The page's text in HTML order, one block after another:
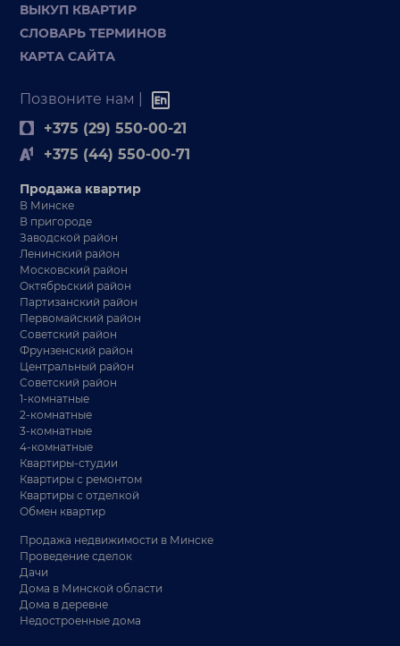
ВЫКУП КВАРТИР
СЛОВАРЬ ТЕРМИНОВ
КАРТА САЙТА
Позвоните нам |
+375 (29) 550-00-21
+375 (44) 550-00-71
Продажа квартир
В Минске
В пригороде
Заводской район
Ленинский район
Московский район
Октябрьский район
Партизанский район
Первомайский район
Советский район
Фрунзенский район
Центральный район
Советский район
1-комнатные
2-комнатные
3-комнатные
4-комнатные
Квартиры-студии
Квартиры с ремонтом
Квартиры с отделкой
Обмен квартир
Продажа недвижимости в Минске
Проведение сделок
Дачи
Дома в Минской области
Дома в деревне
Недостроенные дома